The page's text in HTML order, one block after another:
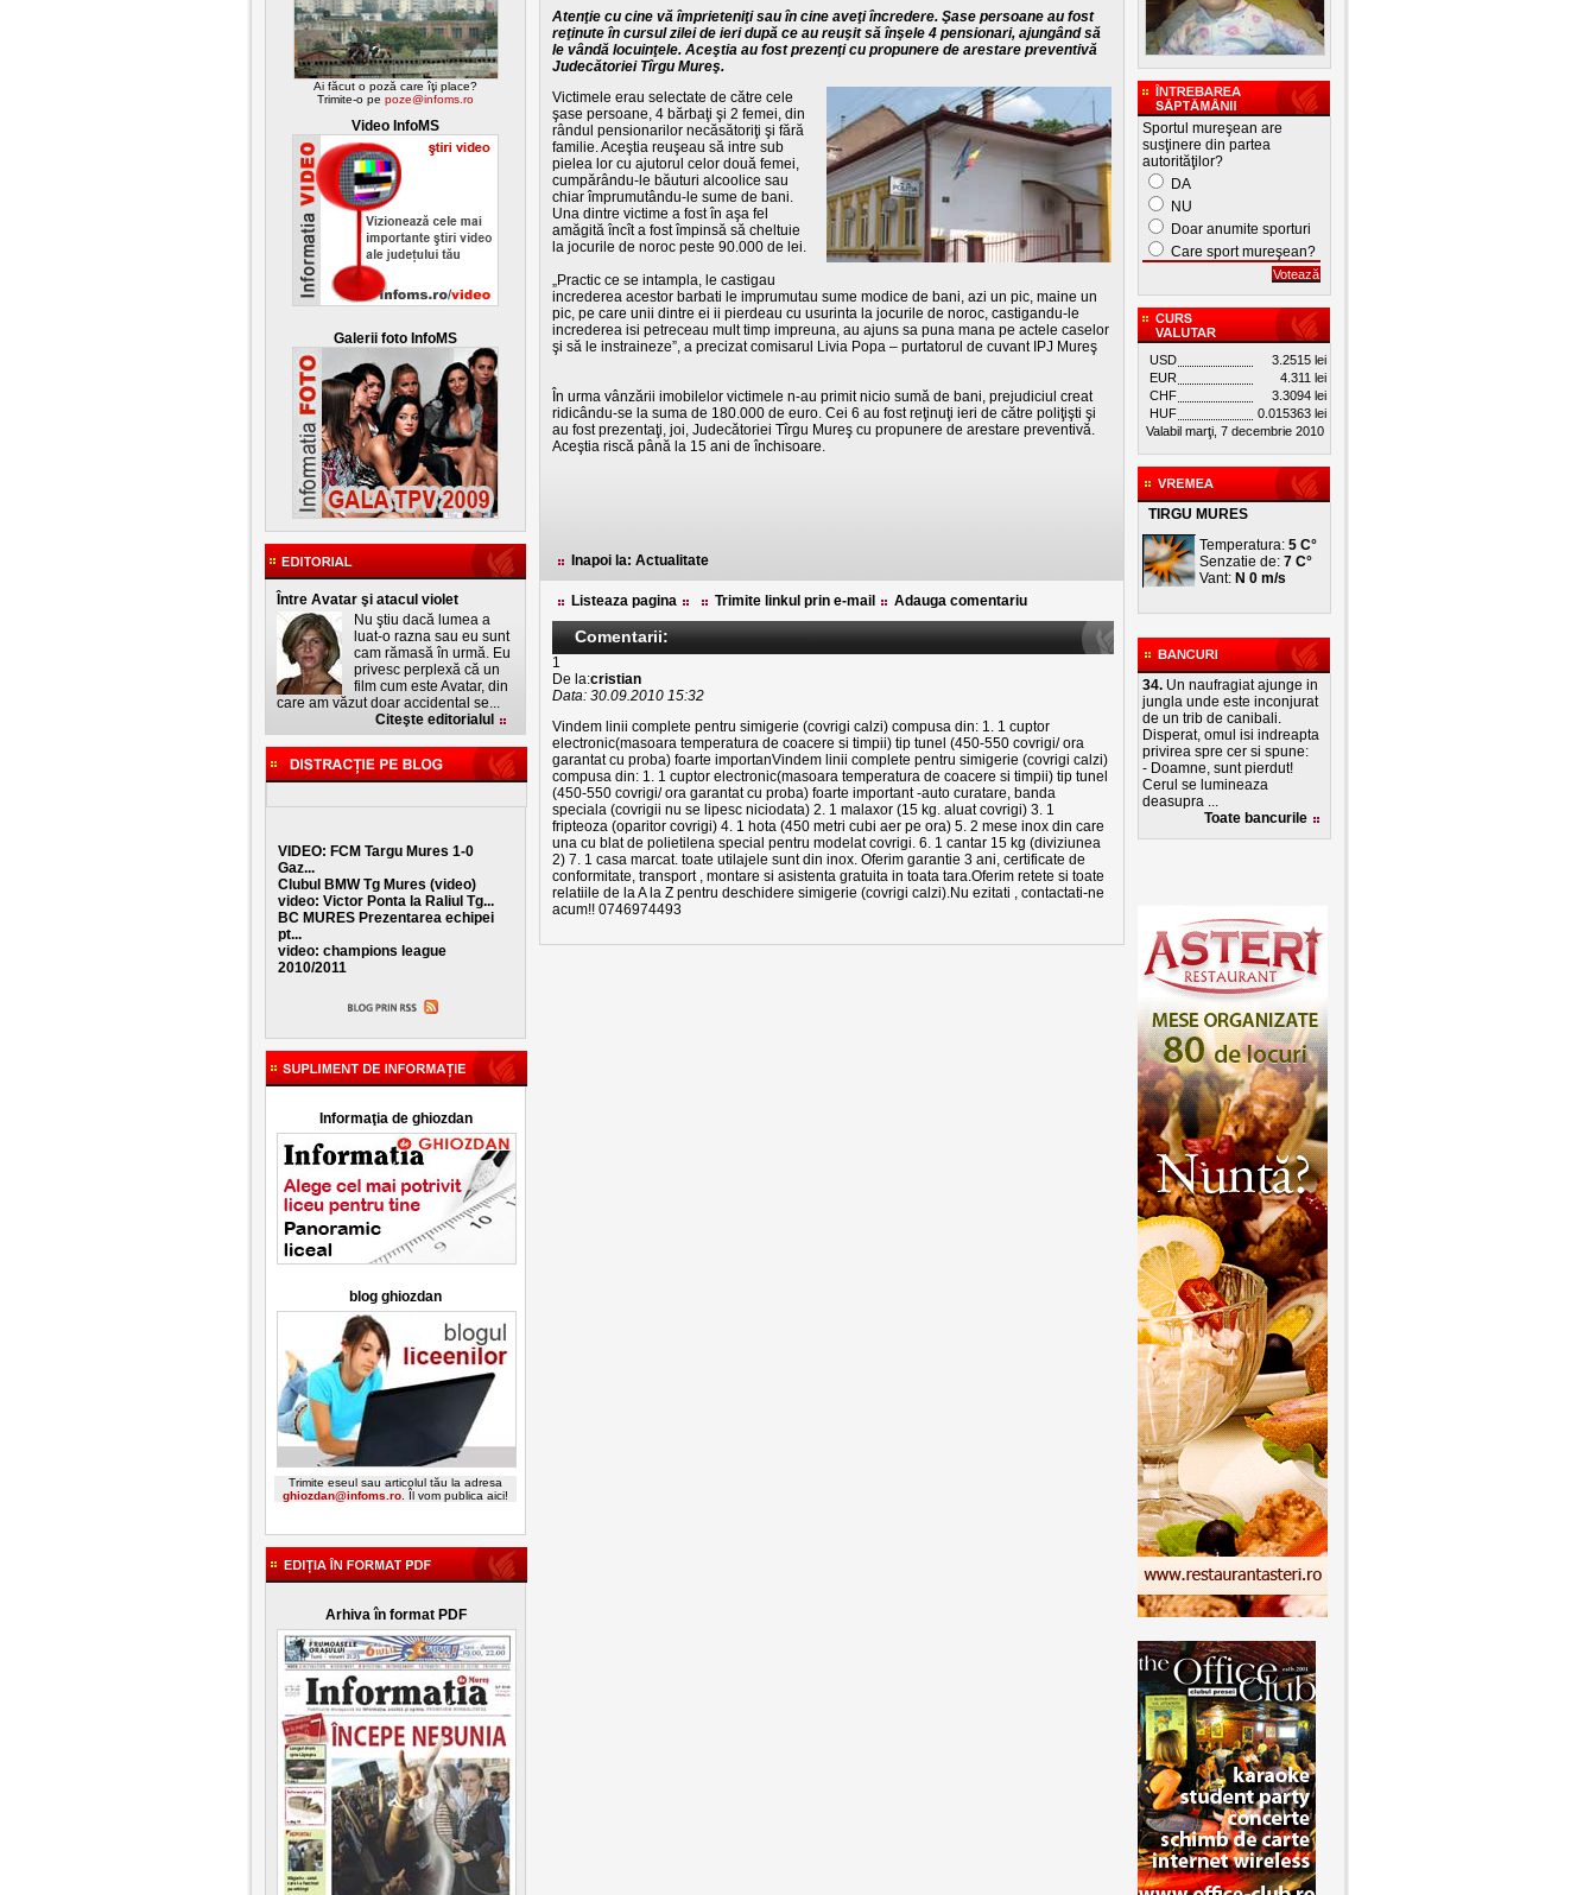
Ai făcut o poză care îţi place?
Trimite-o pe poze@infoms.ro
Video InfoMS
Galerii foto InfoMS
Între Avatar şi atacul violet
Nu ştiu dacă lumea a
luat-o razna sau eu sunt
cam rămasă în urmă. Eu
privesc perplexă că un
film cum este Avatar, din
care am văzut doar accidental se...
Citeşte editorialul
VIDEO: FCM Targu Mures 1-0
Gaz...
Clubul BMW Tg Mures (video)
video: Victor Ponta la Raliul Tg...
BC MURES Prezentarea echipei
pt...
video: champions league
2010/2011
Informaţia de ghiozdan
blog ghiozdan
Trimite eseul sau articolul tău la adresa
ghiozdan@infoms.ro . Îl vom publica aici!
Arhiva în format PDF
Atenţie cu cine vă împrieteniţi sau în cine aveţi încredere. Şase persoane au fost
reţinute în cursul zilei de ieri după ce au reuşit să înşele 4 pensionari, ajungând să
le vândă locuinţele. Aceştia au fost prezenţi cu propunere de arestare preventivă
Judecătoriei Tîrgu Mureş.
Victimele erau selectate de către cele
şase persoane, 4 bărbaţi şi 2 femei, din
rândul pensionarilor necăsătoriţi şi fără
familie. Aceştia reuşeau să intre sub
pielea lor cu ajutorul celor două femei,
cumpărându-le băuturi alcoolice sau
chiar împrumutându-le sume de bani.
Una dintre victime a fost în aşa fel
amăgită încît a fost împinsă să cheltuie
la jocurile de noroc peste 90.000 de lei.
„Practic ce se intampla, le castigau
increderea acestor barbati le imprumutau sume modice de bani, azi un pic, maine un
pic, pe care unii dintre ei ii pierdeau cu usurinta la jocurile de noroc, castigandu-le
increderea isi petreceau mult timp impreuna, au ajuns sa puna mana pe actele caselor
şi să le instraineze”, a precizat comisarul Livia Popa – purtatorul de cuvant IPJ Mureş
În urma vânzării imobilelor victimele n-au primit nicio sumă de bani, prejudiciul creat
ridicându-se la suma de 180.000 de euro. Cei 6 au fost reţinuţi ieri de către poliţişti şi
au fost prezentaţi, joi, Judecătoriei Tîrgu Mureş cu propunere de arestare preventivă.
Aceştia riscă până la 15 ani de închisoare.
Inapoi la: Actualitate
Listeaza pagina Trimite linkul prin e-mail Adauga comentariu
Comentarii:
1
De la:cristian
Data: 30.09.2010 15:32
Vindem linii complete pentru simigerie (covrigi calzi) compusa din: 1. 1 cuptor
electronic(masoara temperatura de coacere si timpii) tip tunel (450-550 covrigi/ ora
garantat cu proba) foarte importanVindem linii complete pentru simigerie (covrigi calzi)
compusa din: 1. 1 cuptor electronic(masoara temperatura de coacere si timpii) tip tunel
(450-550 covrigi/ ora garantat cu proba) foarte important -auto curatare, banda
speciala (covrigii nu se lipesc niciodata) 2. 1 malaxor (15 kg. aluat covrigi) 3. 1
fripteoza (oparitor covrigi) 4. 1 hota (450 metri cubi aer pe ora) 5. 2 mese inox din care
una cu blat de polietilena special pentru modelat covrigi. 6. 1 cantar 15 kg (diviziunea
2) 7. 1 casa marcat. toate utilajele sunt din inox. Oferim garantie 3 ani, certificate de
conformitate, transport , montare si asistenta gratuita in toata tara.Oferim retete si toate
relatiile de la A la Z pentru deschidere simigerie (covrigi calzi).Nu ezitati , contactati-ne
acum!! 0746974493
Sportul mureşean are
susţinere din partea
autorităţilor?
DA
NU
Doar anumite sporturi
Care sport mureşean?
USD
3.2515 lei
EUR
4.311 lei
CHF
3.3094 lei
HUF
0.015363 lei
Valabil marţi, 7 decembrie 2010
TIRGU MURES
Temperatura: 5 C°
Senzatie de: 7 C°
Vant: N 0 m/s
34. Un naufragiat ajunge in
jungla unde este inconjurat
de un trib de canibali.
Disperat, omul isi indreapta
privirea spre cer si spune:
- Doamne, sunt pierdut!
Cerul se lumineaza
deasupra ...
Toate bancurile